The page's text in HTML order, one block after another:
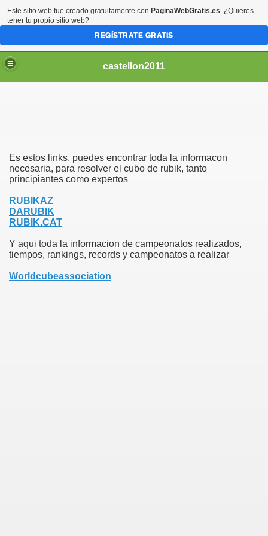
castellon2011
Es estos links, puedes encontrar toda la informacon
necesaria, para resolver el cubo de rubik, tanto
principiantes como expertos
RUBIKAZ
DARUBIK
RUBIK.CAT
Y aqui toda la informacion de campeonatos realizados,
tiempos, rankings, records y campeonatos a realizar
Worldcubeassociation
Este sitio web fue creado gratuitamente con PaginaWebGratis.es. ¿Quieres
tener tu propio sitio web?
REGÍSTRATE GRATIS